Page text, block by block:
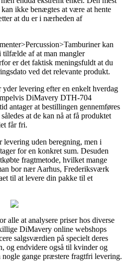
ikke benægtes at være at hente
at du er i nærheden af
kan
tilfælde af at man mangler
er det faktisk meningsfuldt at du
ved det relevante produkt.
levering efter en enkelt hverdag
DiMavery DTH-704
antager at bestillingen gennemføres
at de kan nå at få produktet
får fri.
uden beregning, men i
for en konkret sum. Desuden
fragtmetode, hvilket mange
bor nær Aarhus, Frederiksværk
til at levere din pakke til et
alle at analysere priser hos diverse
DiMavery online webshops
salgsværdien på specielt deres
og endvidere også til kvinder og
gange præstere fragtfri levering.